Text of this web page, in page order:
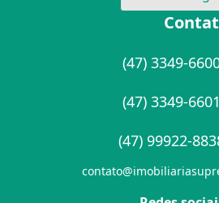
(47) 3349-
(47) 3349-6601
(47) 99922-